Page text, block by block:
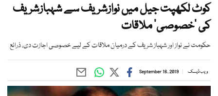
کوٹ لکھپت جیل میں نوازشریف سے شہبازشریف
کی ’خصوصی‘ ملاقات
حکومت نے نواز اور شہباز شریف کے درمیان ملاقات کے لیے خصوصی اجازت دی، ذرائع
ویب ڈیسک September 16, 2019